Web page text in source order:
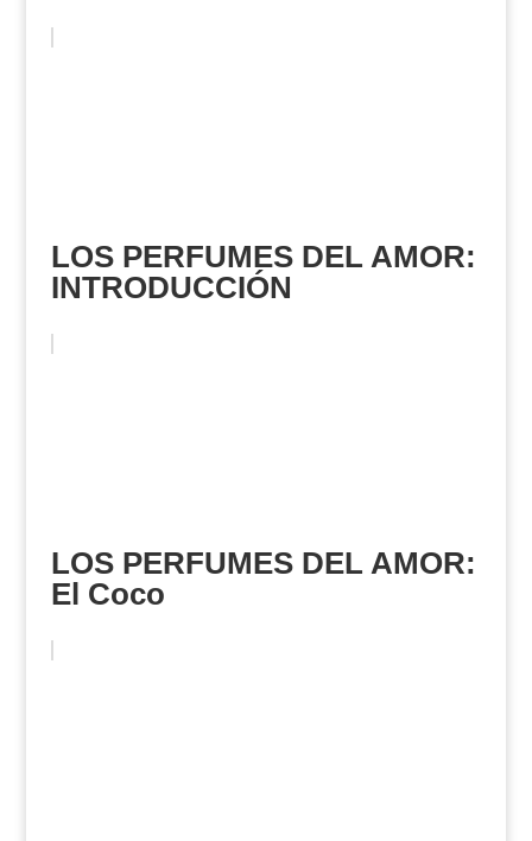
LOS PERFUMES DEL AMOR:
INTRODUCCIÓN
LOS PERFUMES DEL AMOR:
El Coco